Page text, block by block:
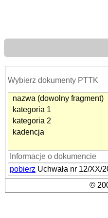
Wybierz dokumenty PTTK
nazwa (dowolny fragment)
kategoria 1
kategoria 2
kadencja
Informacje o dokumencie
pobierz Uchwała nr 12/XX/
©